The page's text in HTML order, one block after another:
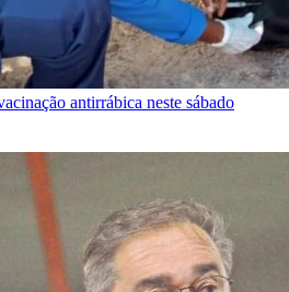
antirrábica neste sábado